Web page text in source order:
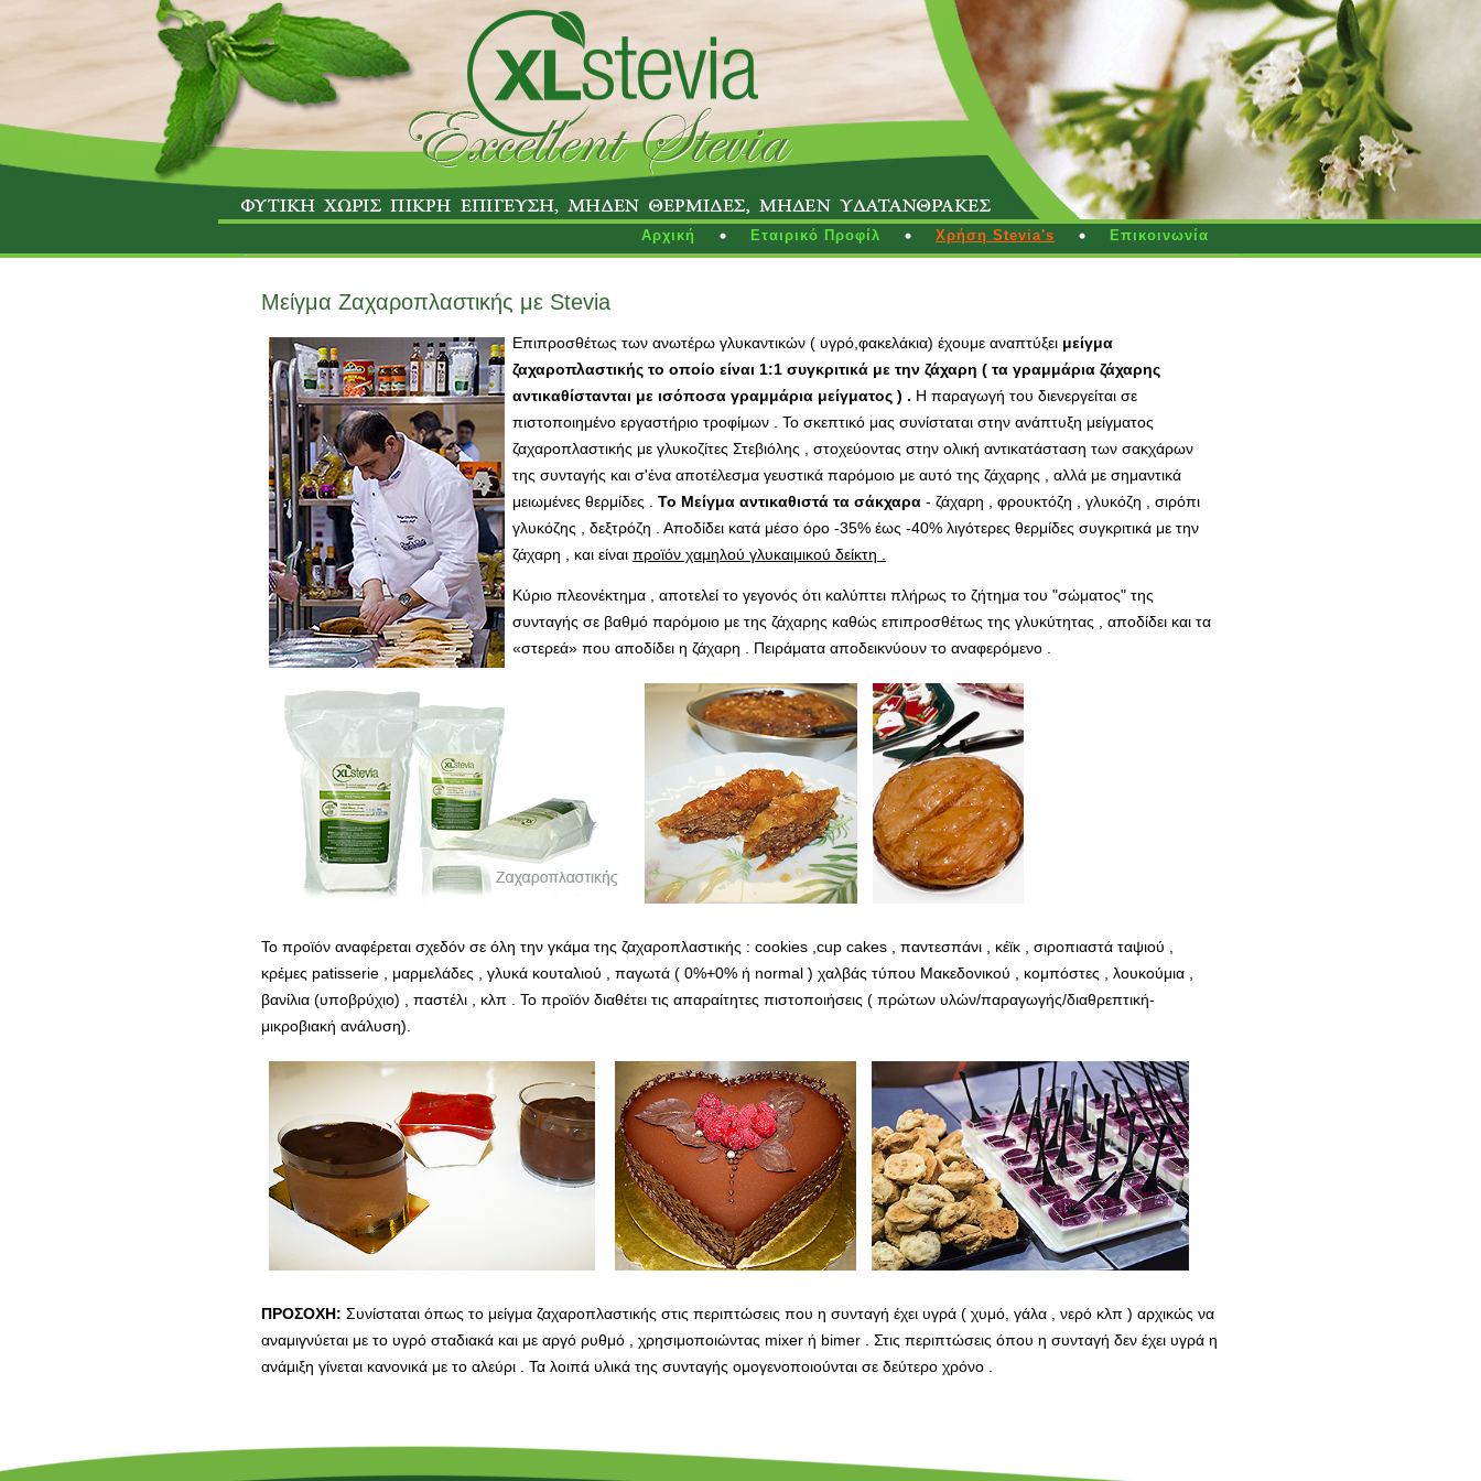
Αρχική Εταιρικό Προφίλ Χρήση Stevia's Επικοινωνία
Μείγμα Ζαχαροπλαστικής με Stevia
Επιπροσθέτως των ανωτέρω γλυκαντικών ( υγρό,φακελάκια) έχουμε αναπτύξει μείγμα
ζαχαροπλαστικής το οποίο είναι 1:1 συγκριτικά με την ζάχαρη ( τα γραμμάρια ζάχαρης
αντικαθίστανται με ισόποσα γραμμάρια μείγματος ) . Η παραγωγή του διενεργείται σε
πιστοποιημένο εργαστήριο τροφίμων . Το σκεπτικό μας συνίσταται στην ανάπτυξη μείγματος
ζαχαροπλαστικής με γλυκοζίτες Στεβιόλης , στοχεύοντας στην ολική αντικατάσταση των σακχάρων
της συνταγής και σ'ένα αποτέλεσμα γευστικά παρόμοιο με αυτό της ζάχαρης , αλλά με σημαντικά
μειωμένες θερμίδες .
Το Μείγμα αντικαθιστά τα σάκχαρα - ζάχαρη , φρουκτόζη , γλυκόζη , σιρόπι
γλυκόζης , δεξτρόζη . Αποδίδει κατά μέσο όρο -35% έως -40% λιγότερες θερμίδες συγκριτικά με την
ζάχαρη , και είναι προϊόν χαμηλού γλυκαιμικού δείκτη .
Κύριο πλεονέκτημα , αποτελεί το γεγονός ότι καλύπτει πλήρως το ζήτημα του "σώματος" της
συνταγής σε βαθμό παρόμοιο με της ζάχαρης καθώς επιπροσθέτως της γλυκύτητας , αποδίδει και τα
«στερεά» που αποδίδει η ζάχαρη . Πειράματα αποδεικνύουν το αναφερόμενο .
Το προϊόν αναφέρεται σχεδόν σε όλη την γκάμα της ζαχαροπλαστικής : cookies ,cup cakes , παντεσπάνι , κέϊκ , σιροπιαστά ταψιού ,
κρέμες patisserie , μαρμελάδες , γλυκά κουταλιού , παγωτά ( 0%+0% ή normal ) χαλβάς τύπου Μακεδονικού , κομπόστες , λουκούμια ,
βανίλια (υποβρύχιο) , παστέλι , κλπ . Το προϊόν διαθέτει τις απαραίτητες πιστοποιήσεις ( πρώτων υλών/παραγωγής/διαθρεπτική-
μικροβιακή ανάλυση).
ΠΡΟΣΟΧΗ: Συνίσταται όπως το μείγμα ζαχαροπλαστικής στις περιπτώσεις που η συνταγή έχει υγρά ( χυμό, γάλα , νερό κλπ ) αρχικώς να
αναμιγνύεται με το υγρό σταδιακά και με αργό ρυθμό , χρησιμοποιώντας mixer ή bimer . Στις περιπτώσεις όπου η συνταγή δεν έχει υγρά η
ανάμιξη γίνεται κανονικά με το αλεύρι . Τα λοιπά υλικά της συνταγής ομογενοποιούνται σε δεύτερο χρόνο .